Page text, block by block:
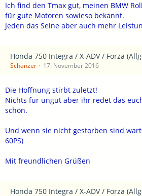
Gruß ANDY
Ich find den Tmax gut, meinen BMW
für gute Motoren sowieso bekannt.
Jeden das Seine aber auch mehr
Honda 750 Integra / X-ADV / Forza
Schanzer 17. November 2016
Die Hoffnung stirbt zuletzt!
Nichts für ungut aber ihr redet das
schön.
Und wenn sie nicht gestorben sind
60PS)
Mit freundlichen Grüßen
Honda 750 Integra / X-ADV / Forza